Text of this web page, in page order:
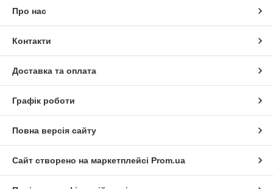
Про нас
Контакти
Доставка та оплата
Графік роботи
Повна версія сайту
Сайт створено на маркетплейсі Prom.ua